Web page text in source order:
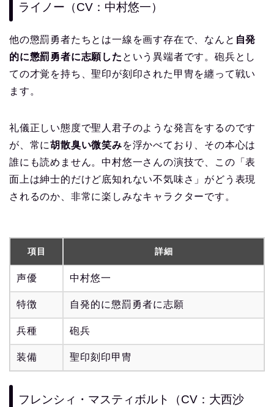
ライノー（CV：中村悠一）
他の懲罰勇者たちとは一線を画す存在で、なんと 自発
的に懲罰勇者に志願した という異端者です。砲兵とし
ての才覚を持ち、聖印が刻印された甲冑を纏って戦い
ます。
礼儀正しい態度で聖人君子のような発言をするのです
が、常に胡散臭い微笑みを浮かべており、その本心は
誰にも読めません。中村悠一さんの演技で、この「表
面上は紳士的だけど底知れない不気味さ」がどう表現
されるのか、非常に楽しみなキャラクターです。
項目 詳細
声優 中村悠一
特徴 自発的に懲罰勇者に志願
兵種 砲兵
装備 聖印刻印甲冑
フレンシィ・マスティボルト（CV：大西沙